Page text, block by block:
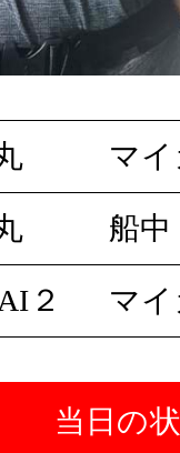
マイ
船中
２ マイ
当日の